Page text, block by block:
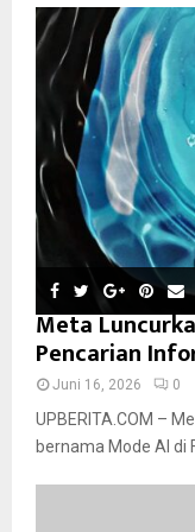
Meta
Pencarian
Juni 16, 2026 0
UPBERITA.COM –
bernama Mode AI di